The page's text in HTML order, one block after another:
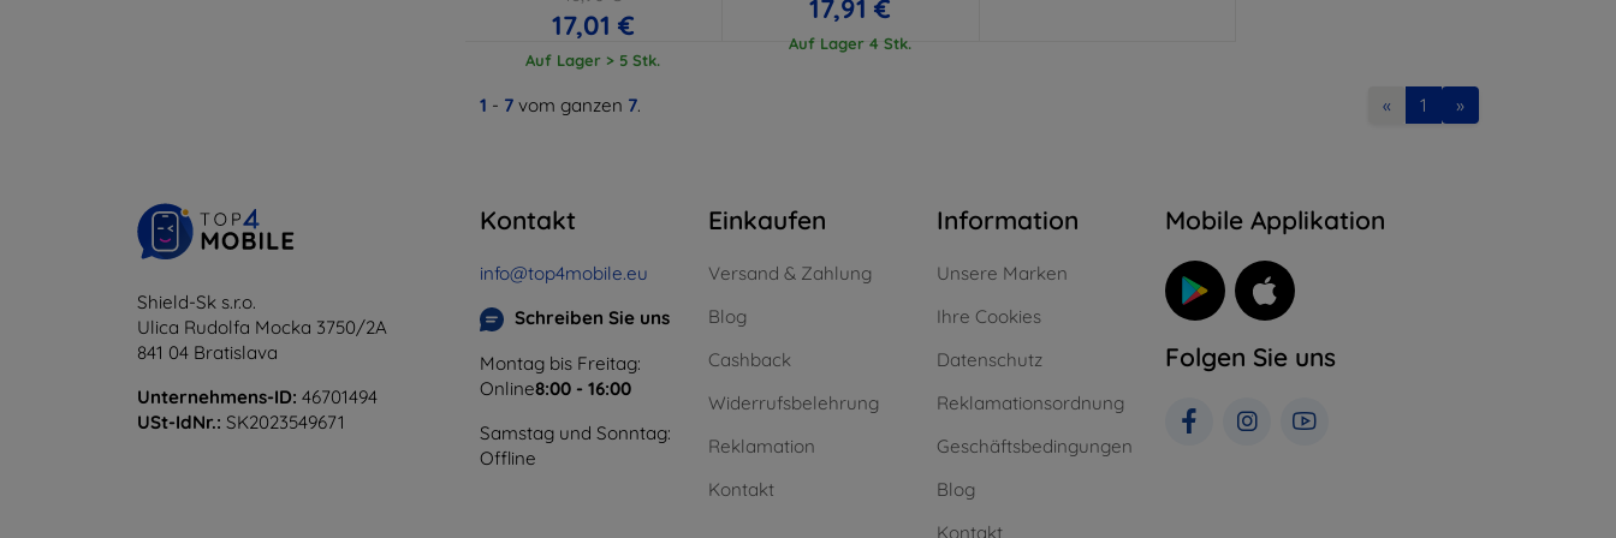
17,01 €
Auf Lager > 5 Stk.
17,91 €
Auf Lager 4 Stk.
1 - 7 vom ganzen 7. « 1 »
Shield-Sk s.r.o.
Ulica Rudolfa Mocka 3750/2A
841 04 Bratislava
Unternehmens-ID: 46701494
USt-IdNr.: SK2023549671
Kontakt
info@top4mobile.eu
Schreiben Sie uns
Montag bis Freitag:
Online8:00 - 16:00
Samstag und Sonntag:
Offline
Einkaufen
Versand & Zahlung
Blog
Cashback
Widerrufsbelehrung
Reklamation
Kontakt
Information
Unsere Marken
Ihre Cookies
Datenschutz
Reklamationsordnung
Geschäftsbedingungen
Blog
Kontakt
Mobile Applikation
Folgen Sie uns